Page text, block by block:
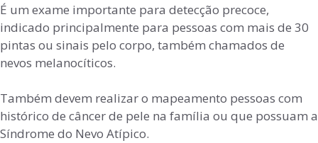
É um exame importante para detecção precoce,
indicado principalmente para pessoas com mais de 30
pintas ou sinais pelo corpo, também chamados de
nevos melanocíticos.
Também devem realizar o mapeamento pessoas com
histórico de câncer de pele na família ou que possuam a
Síndrome do Nevo Atípico.